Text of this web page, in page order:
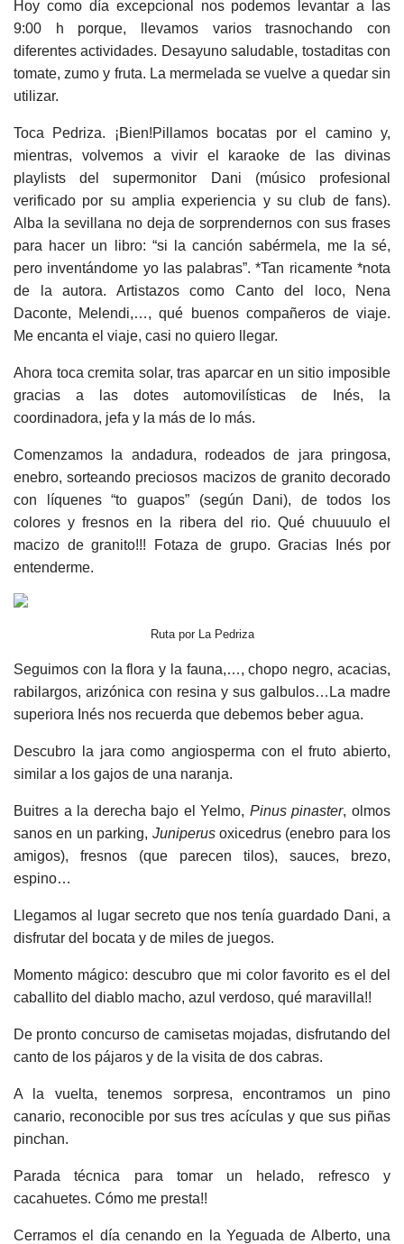
Hoy como día excepcional nos podemos levantar a las
9:00 h porque, llevamos varios trasnochando con
diferentes actividades. Desayuno saludable, tostaditas con
tomate, zumo y fruta. La mermelada se vuelve a quedar sin
utilizar.
Toca Pedriza. ¡Bien!Pillamos bocatas por el camino y,
mientras, volvemos a vivir el karaoke de las divinas
playlists del supermonitor Dani (músico profesional
verificado por su amplia experiencia y su club de fans).
Alba la sevillana no deja de sorprendernos con sus frases
para hacer un libro: “si la canción sabérmela, me la sé,
pero inventándome yo las palabras”. *Tan ricamente *nota
de la autora. Artistazos como Canto del loco, Nena
Daconte, Melendi,…, qué buenos compañeros de viaje.
Me encanta el viaje, casi no quiero llegar.
Ahora toca cremita solar, tras aparcar en un sitio imposible
gracias a las dotes automovilísticas de Inés, la
coordinadora, jefa y la más de lo más.
Comenzamos la andadura, rodeados de jara pringosa,
enebro, sorteando preciosos macizos de granito decorado
con líquenes “to guapos” (según Dani), de todos los
colores y fresnos en la ribera del rio. Qué chuuuulo el
macizo de granito!!! Fotaza de grupo. Gracias Inés por
entenderme.
Ruta por La Pedriza
Seguimos con la flora y la fauna,…, chopo negro, acacias,
rabilargos, arizónica con resina y sus galbulos…La madre
superiora Inés nos recuerda que debemos beber agua.
Descubro la jara como angiosperma con el fruto abierto,
similar a los gajos de una naranja.
Buitres a la derecha bajo el Yelmo, Pinus pinaster, olmos
sanos en un parking, Juniperus oxicedrus (enebro para los
amigos), fresnos (que parecen tilos), sauces, brezo,
espino…
Llegamos al lugar secreto que nos tenía guardado Dani, a
disfrutar del bocata y de miles de juegos.
Momento mágico: descubro que mi color favorito es el del
caballito del diablo macho, azul verdoso, qué maravilla!!
De pronto concurso de camisetas mojadas, disfrutando del
canto de los pájaros y de la visita de dos cabras.
A la vuelta, tenemos sorpresa, encontramos un pino
canario, reconocible por sus tres acículas y que sus piñas
pinchan.
Parada técnica para tomar un helado, refresco y
cacahuetes. Cómo me presta!!
Cerramos el día cenando en la Yeguada de Alberto, una